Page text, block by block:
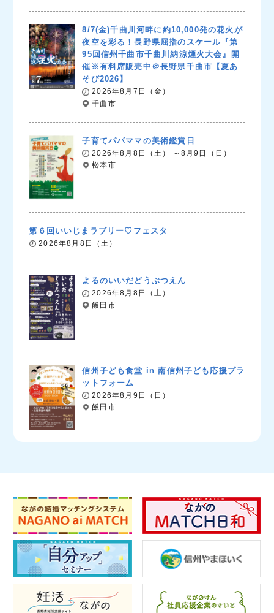
8/7(金)千曲川河畔に約10,000発の花火が
夜空を彩る！長野県屈指のスケール『第
95回信州千曲市千曲川納涼煙火大会』開
催※有料席販売中＠長野県千曲市【夏あ
そび2026】
2026年8月7日（金）
千曲市
子育てパパママの美術鑑賞日
2026年8月8日（土） ～8月9日（日）
松本市
第６回いいじまラブリー♡フェスタ
2026年8月8日（土）
よるのいいだどうぶつえん
2026年8月8日（土）
飯田市
信州子ども食堂 in 南信州子ども応援プラ
ットフォーム
2026年8月9日（日）
飯田市